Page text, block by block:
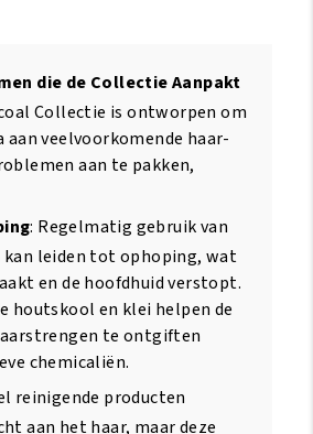
die de Collectie Aanpakt
Collectie is ontworpen om
aan veelvoorkomende haar-
aan te pakken,
: Regelmatig gebruik van
kan leiden tot ophoping, wat
en de hoofdhuid verstopt.
houtskool en klei helpen de
te ontgiften
chemicaliën.
reinigende producten
aan het haar, maar deze